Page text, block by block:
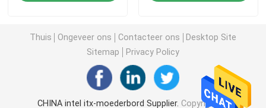
3,5 en 4 inch moederbord
Thuis Ongeveer ons Contacteer ons
Desktop Site
Sitemap
Privacy Policy
CHINA intel itx-moederbord Supplier. Copyright ©